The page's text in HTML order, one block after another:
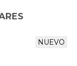
NUEVO